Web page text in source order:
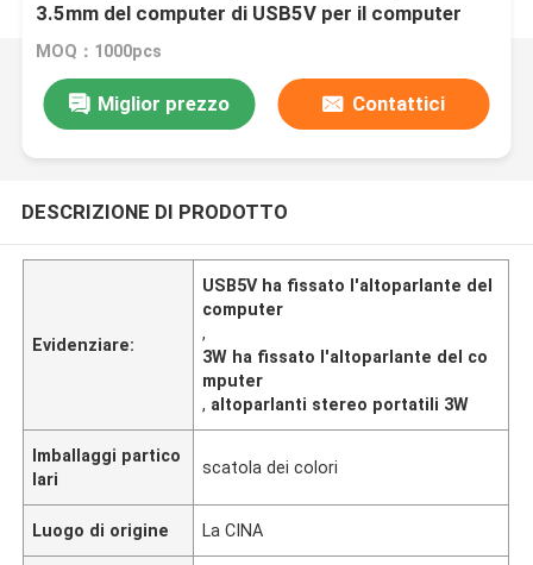
3.5mm del computer di USB5V per il computer
portatile 3W
MOQ：1000pcs
Miglior prezzo Contattici
DESCRIZIONE DI PRODOTTO
Evidenziare:
USB5V ha fissato l'altoparlante del
computer
,
3W ha fissato l'altoparlante del co
mputer
, altoparlanti stereo portatili 3W
Imballaggi partico
lari
scatola dei colori
Luogo di origine La CINA